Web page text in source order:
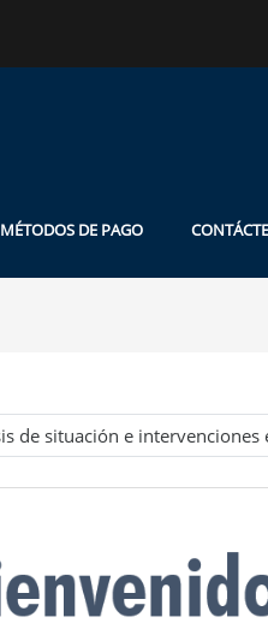
MÉTODOS DE PAGO